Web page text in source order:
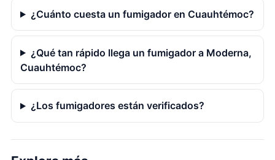
¿Cuánto cuesta un fumigador en Cuauhtémoc?
¿Qué tan rápido llega un fumigador a Moderna,
Cuauhtémoc?
¿Los fumigadores están verificados?